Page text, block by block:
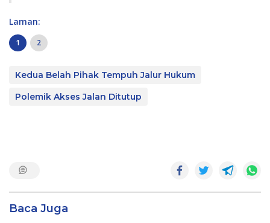
Laman:
1 2
Kedua Belah Pihak Tempuh Jalur Hukum
Polemik Akses Jalan Ditutup
Baca Juga